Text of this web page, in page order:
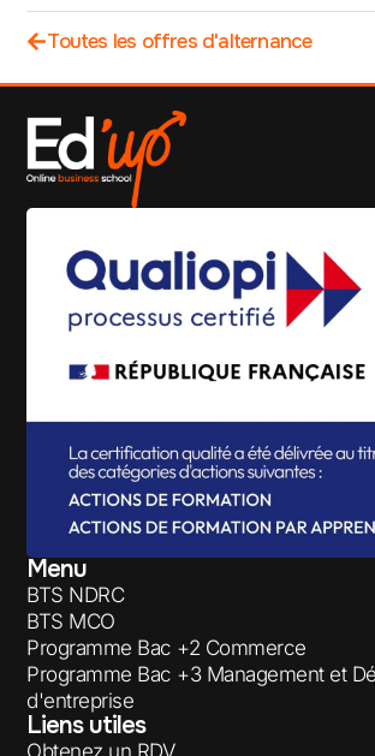
Toutes les offres d'alternance
Menu
BTS NDRC
BTS MCO
Programme Bac +2 Commerce
Programme Bac +3 Management et
d'entreprise
Liens utiles
Obtenez un RDV